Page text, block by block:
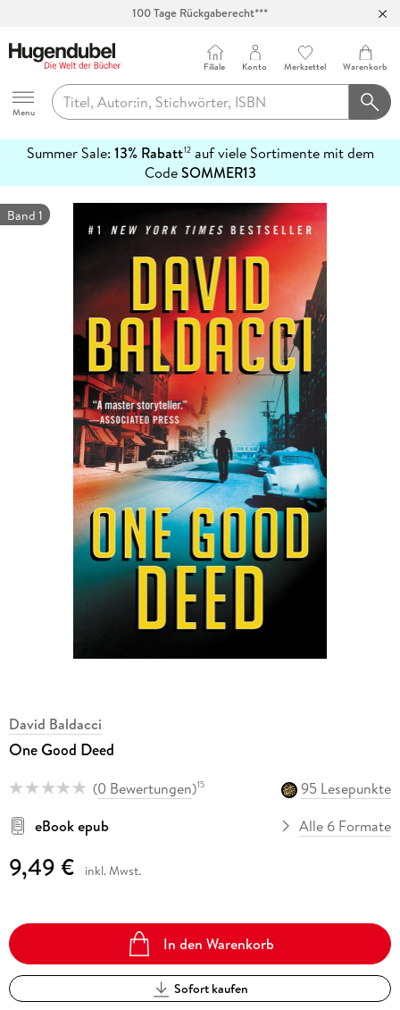
100 Tage Rückgaberecht***
Hugendubel
Menu
Filiale Konto Merkzettel Warenkorb
Summer Sale: 13% Rabatt12auf viele Sortimente mit dem
CodeSOMMER13
erfahren
Band 1
David Baldacci
One Good Deed
(0 Bewertungen)15
95 Lesepunkte
eBook epub
Alle 6 Formate
9,49 € inkl. Mwst.
In den Warenkorb
Sofort kaufen